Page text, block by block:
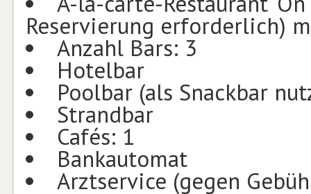
Reservierung erforderlich)
Anzahl Bars: 3
Hotelbar
Poolbar (als Snackbar
Strandbar
Cafés: 1
Bankautomat
Arztservice (gegen